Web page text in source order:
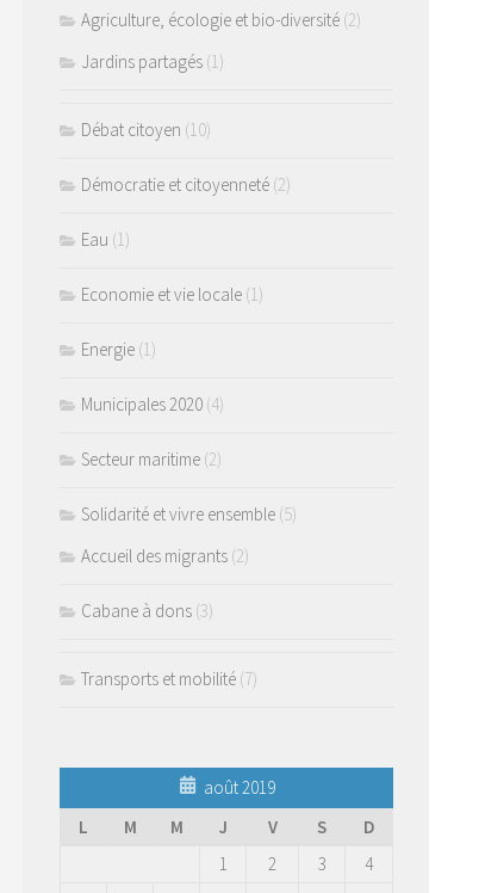
Agriculture, écologie et bio-diversité (2)
Jardins partagés (1)
Débat citoyen (10)
Démocratie et citoyenneté (2)
Eau (1)
Economie et vie locale (1)
Energie (1)
Municipales 2020 (4)
Secteur maritime (2)
Solidarité et vivre ensemble (5)
Accueil des migrants (2)
Cabane à dons (3)
Transports et mobilité (7)
août 2019
L
M M J V S
D
1
2 3
4